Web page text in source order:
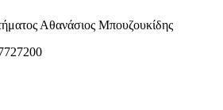
Αθανάσιος Μπουζουκίδης